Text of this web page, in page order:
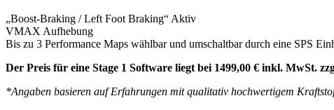
„Boost-Braking / Left Foot Braking“ Aktiv
VMAX Aufhebung
Bis zu 3 Performance Maps wählbar und umschaltbar durch eine SPS
Der Preis für eine Stage 1 Software liegt bei 1499,00 € inkl. MwSt.
*Angaben basieren auf Erfahrungen mit qualitativ hochwertigem